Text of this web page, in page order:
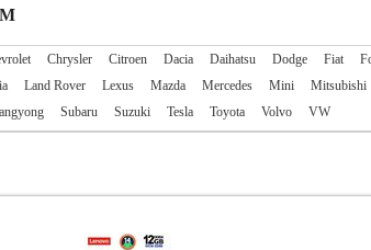
Chrysler Citroen Dacia Daihatsu Dodge Fiat
Land Rover Lexus Mazda Mercedes Mini Mitsubishi
Subaru Suzuki Tesla Toyota Volvo VW